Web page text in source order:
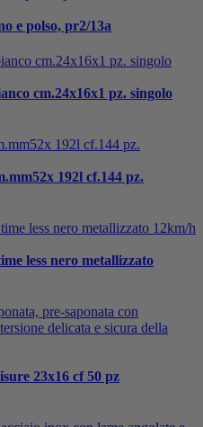
e polso, pr2/13a
cm.24x16x1 pz. singolo
192l cf.144 pz.
less nero metallizzato
23x16 cf 50 pz